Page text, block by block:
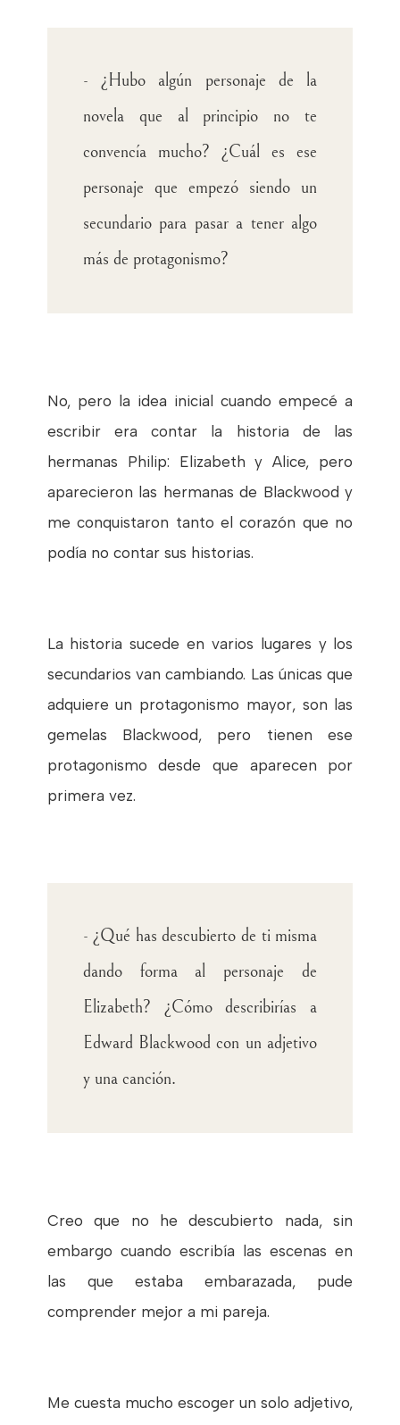
- ¿Hubo algún personaje de la
novela que al principio no te
convencía mucho? ¿Cuál es ese
personaje que empezó siendo un
secundario para pasar a tener algo
más de protagonismo?
No, pero la idea inicial cuando empecé a
escribir era contar la historia de las
hermanas Philip: Elizabeth y Alice, pero
aparecieron las hermanas de Blackwood y
me conquistaron tanto el corazón que no
podía no contar sus historias.
La historia sucede en varios lugares y los
secundarios van cambiando. Las únicas que
adquiere un protagonismo mayor, son las
gemelas Blackwood, pero tienen ese
protagonismo desde que aparecen por
primera vez.
- ¿Qué has descubierto de ti misma
dando forma al personaje de
Elizabeth? ¿Cómo describirías a
Edward Blackwood con un adjetivo
y una canción.
Creo que no he descubierto nada, sin
embargo cuando escribía las escenas en
las que estaba embarazada, pude
comprender mejor a mi pareja.
Me cuesta mucho escoger un solo adjetivo,